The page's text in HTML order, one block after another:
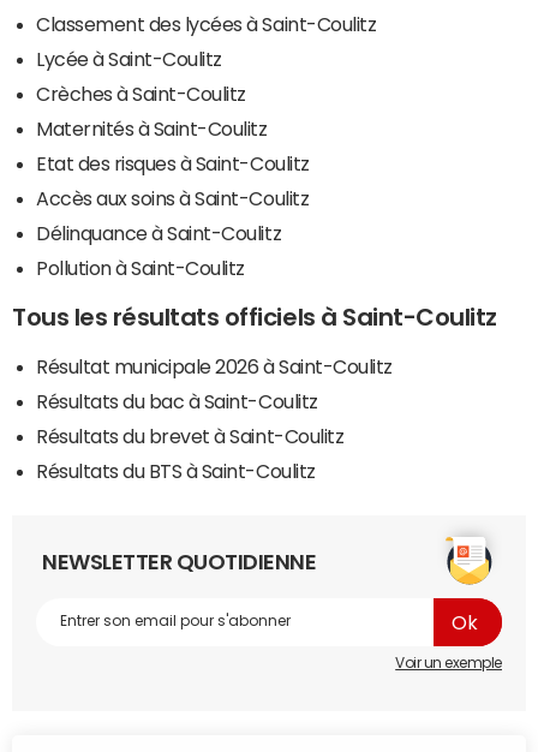
Classement des lycées à Saint-Coulitz
Lycée à Saint-Coulitz
Crèches à Saint-Coulitz
Maternités à Saint-Coulitz
Etat des risques à Saint-Coulitz
Accès aux soins à Saint-Coulitz
Délinquance à Saint-Coulitz
Pollution à Saint-Coulitz
Tous les résultats officiels à Saint-Coulitz
Résultat municipale 2026 à Saint-Coulitz
Résultats du bac à Saint-Coulitz
Résultats du brevet à Saint-Coulitz
Résultats du BTS à Saint-Coulitz
NEWSLETTER QUOTIDIENNE
Voir un exemple